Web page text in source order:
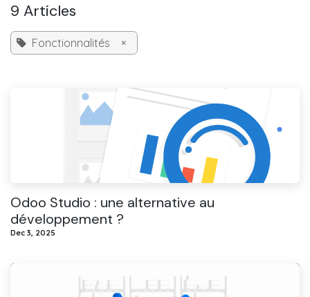
9 Articles
Fonctionnalités ×
Odoo Studio : une alternative au
développement ?
Dec 3, 2025